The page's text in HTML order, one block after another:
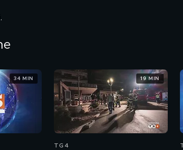
34 MIN
TG4
19 MIN